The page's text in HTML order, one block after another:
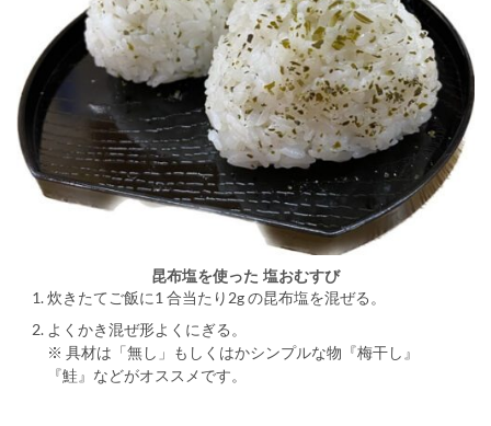
昆布塩を使った 塩おむすび
炊きたてご飯に1 合当たり2g の昆布塩を混ぜる。
よくかき混ぜ形よくにぎる。
※ 具材は「無し」もしくはかシンプルな物『梅干し』
『鮭』などがオススメです。